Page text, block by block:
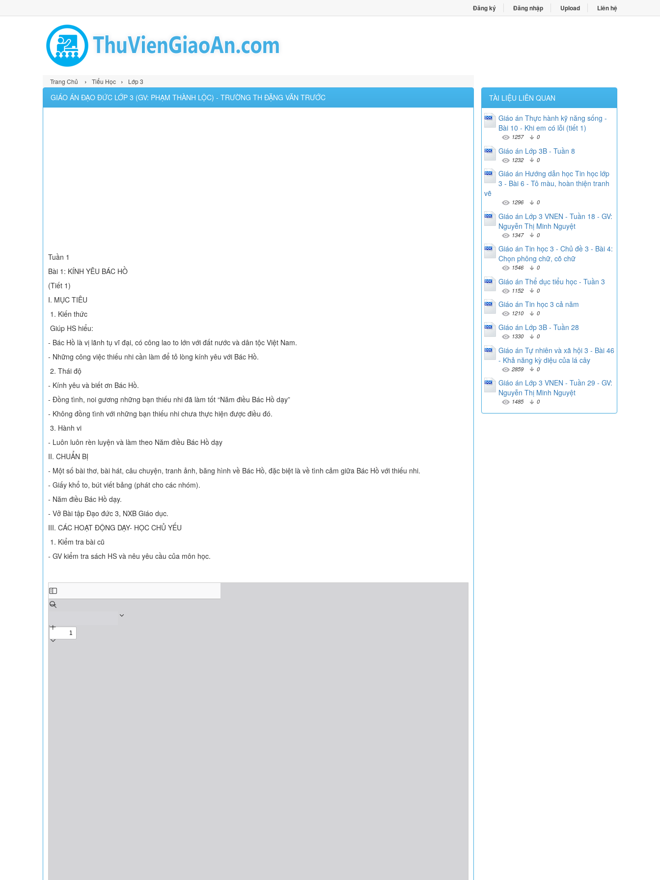
Đăng ký Đăng nhập Upload Liên hệ
Trang Chủ › Tiểu Học › Lớp 3
GIÁO ÁN ĐẠO ĐỨC LỚP 3 (GV: PHẠM THÀNH LỘC) - TRƯỜNG TH ĐẶNG VĂN TRƯỚC
Tuần 1
Bài 1: KÍNH YÊU BÁC HỒ
(Tiết 1)
I. MỤC TIÊU
1. Kiến thức
Giúp HS hiểu:
- Bác Hồ là vị lãnh tụ vĩ đại, có công lao to lớn với đất nước và dân tộc Việt Nam.
- Những công việc thiếu nhi cần làm để tỏ lòng kính yêu với Bác Hồ.
2. Thái độ
- Kính yêu và biết ơn Bác Hồ.
- Đồng tình, noi gương những bạn thiếu nhi đã làm tốt “Năm điều Bác Hồ dạy”
- Không đồng tình với những bạn thiếu nhi chưa thực hiện được điều đó.
3. Hành vi
- Luôn luôn rèn luyện và làm theo Năm điều Bác Hồ dạy
II. CHUẨN BỊ
- Một số bài thơ, bài hát, câu chuyện, tranh ảnh, băng hình về Bác Hồ, đặc biệt là về tình cảm giữa Bác Hồ với thiếu nhi.
- Giấy khổ to, bút viết bảng (phát cho các nhóm).
- Năm điều Bác Hồ dạy.
- Vở Bài tập Đạo đức 3, NXB Giáo dục.
III. CÁC HOẠT ĐỘNG DẠY- HỌC CHỦ YẾU
1. Kiểm tra bài cũ
- GV kiểm tra sách HS và nêu yêu cầu của môn học.
TÀI LIỆU LIÊN QUAN
Giáo án Thực hành kỹ năng sống -
Bài 10 - Khi em có lỗi (tiết 1)
1257 0
Giáo án Lớp 3B - Tuần 8
1232 0
Giáo án Hướng dẫn học Tin học lớp
3 - Bài 6 - Tô màu, hoàn thiện tranh
vẽ
1296 0
Giáo án Lớp 3 VNEN - Tuần 18 - GV:
Nguyễn Thị Minh Nguyệt
1347 0
Giáo án Tin học 3 - Chủ đề 3 - Bài 4:
Chọn phông chữ, cõ chữ
1546 0
Giáo án Thể dục tiểu học - Tuần 3
1152 0
Giáo án Tin học 3 cả năm
1210 0
Giáo án Lớp 3B - Tuần 28
1330 0
Giáo án Tự nhiên và xã hội 3 - Bài 46
- Khả năng kỳ diệu của lá cây
2859 0
Giáo án Lớp 3 VNEN - Tuần 29 - GV:
Nguyễn Thị Minh Nguyệt
1485 0